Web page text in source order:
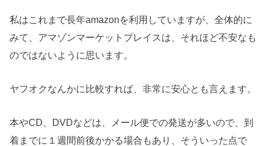
私はこれまで長年amazonを利用していますが、全体的に
みて、アマゾンマーケットプレイスは、それほど不安なも
のではないように思います。
ヤフオクなんかに比較すれば、非常に安心とも言えます。
本やCD、DVDなどは、メール便での発送が多いので、到
着までに１週間前後かかる場合もあり、そういった点で